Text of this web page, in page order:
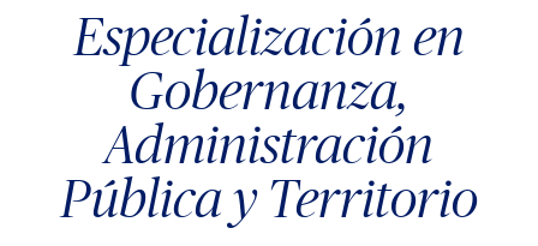
Especialización en
Gobernanza,
Administración
Pública y Territorio